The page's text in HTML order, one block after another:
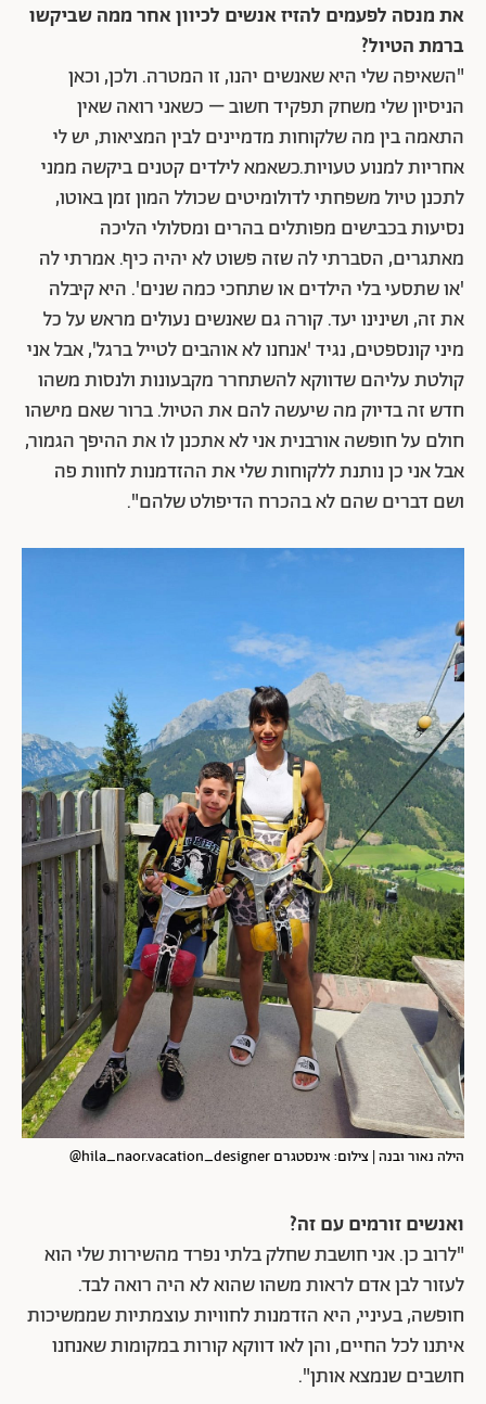
את מנסה לפעמים להזיז אנשים לכיוון אחר ממה שביקשו
ברמת הטיול?
"השאיפה שלי היא שאנשים יהנו, זו המטרה. ולכן, וכאן
הניסיון שלי משחק תפקיד חשוב – כשאני רואה שאין
התאמה בין מה שלקוחות מדמיינים לבין המציאות, יש לי
אחריות למנוע טעויות.כשאמא לילדים קטנים ביקשה ממני
לתכנן טיול משפחתי לדולומיטים שכולל המון זמן באוטו,
נסיעות בכבישים מפותלים בהרים ומסלולי הליכה
מאתגרים, הסברתי לה שזה פשוט לא יהיה כיף. אמרתי לה
'או שתסעי בלי הילדים או שתחכי כמה שנים'. היא קיבלה
את זה, ושינינו יעד. קורה גם שאנשים נעולים מראש על כל
מיני קונספטים, נגיד 'אנחנו לא אוהבים לטייל ברגל', אבל אני
קולטת עליהם שדווקא להשתחרר מקבעונות ולנסות משהו
חדש זה בדיוק מה שיעשה להם את הטיול. ברור שאם מישהו
חולם על חופשה אורבנית אני לא אתכנן לו את ההיפך הגמור,
אבל אני כן נותנת ללקוחות שלי את ההזדמנות לחוות פה
ושם דברים שהם לא בהכרח הדיפולט שלהם".
הילה נאור ובנה | צילום: אינסטגרם hila_naor.vacation_designer@
ואנשים זורמים עם זה?
"לרוב כן. אני חושבת שחלק בלתי נפרד מהשירות שלי הוא
לעזור לבן אדם לראות משהו שהוא לא היה רואה לבד.
חופשה, בעיניי, היא הזדמנות לחוויות עוצמתיות שממשיכות
איתנו לכל החיים, והן לאו דווקא קורות במקומות שאנחנו
חושבים שנמצא אותן".